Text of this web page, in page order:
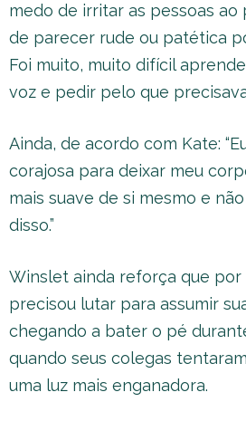
medo de irritar as pessoas ao
de parecer rude ou patética
Foi muito, muito difícil
voz e pedir pelo que
Ainda, de acordo com Kate:
corajosa para deixar meu
mais suave de si mesmo e
disso.”
Winslet ainda reforça que por
precisou lutar para assumir
chegando a bater o pé
quando seus colegas
uma luz mais enganadora.